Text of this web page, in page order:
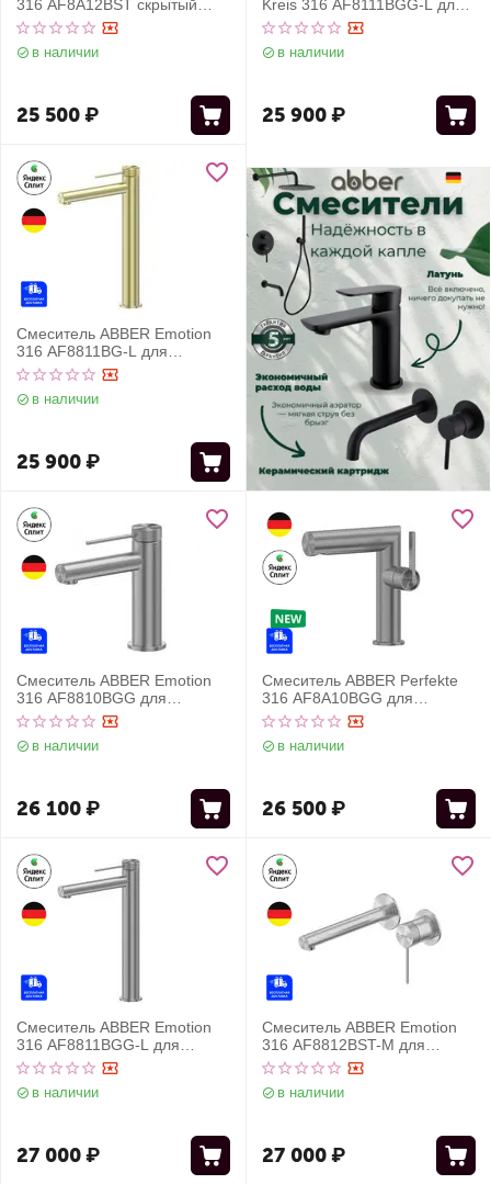
316 AF8A12BST скрытый
монтаж для раковины, сталь
брашированная
в наличии
25 500₽
Kreis 316 AF8111BGG-L для
накладной раковины,
оружейная сталь
брашированная
в наличии
25 900₽
Смеситель ABBER Emotion
316 AF8811BG-L для
раковины, брашированное
светлое золото
в наличии
25 900₽
Смеситель ABBER Emotion
316 AF8810BGG для
раковины, брашированная
оружейная сталь
в наличии
26 100₽
Смеситель ABBER Perfekte
316 AF8A10BGG для
раковины, оружейная сталь
брашированная
в наличии
26 500₽
Смеситель ABBER Emotion
316 AF8811BGG-L для
раковины, брашированная
оружейная сталь
в наличии
27 000₽
Смеситель ABBER Emotion
316 AF8812BST-M для
раковины скрытого монтажа,
брашированная сталь
в наличии
27 000₽